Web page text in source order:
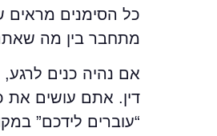
כל הסימנים מראים
מתחבר בין מה
אם נהיה כנים
דין. אתם עושים את
“עוברים לידכם”